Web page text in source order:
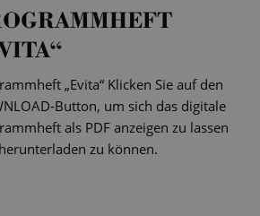
„Evita“ Klicken Sie auf den
Button, um sich das digitale
als PDF anzeigen zu lassen
zu können.